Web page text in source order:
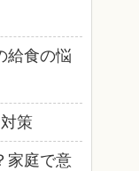
給食の悩
策
家庭で意